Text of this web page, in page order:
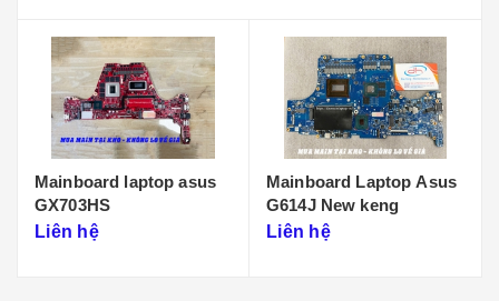
Mainboard laptop asus
GX703HS
Liên hệ
Mainboard Laptop Asus
G614J New keng
Liên hệ